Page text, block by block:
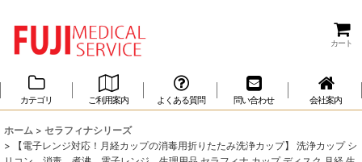
カート
カテゴリ ご利用案内 よくある質問 問い合わせ 会社案内
ホーム > セラフィナシリーズ
>
【電子レンジ対応！月経カップの消毒用折りたたみ洗浄カップ】 洗浄カップ シ